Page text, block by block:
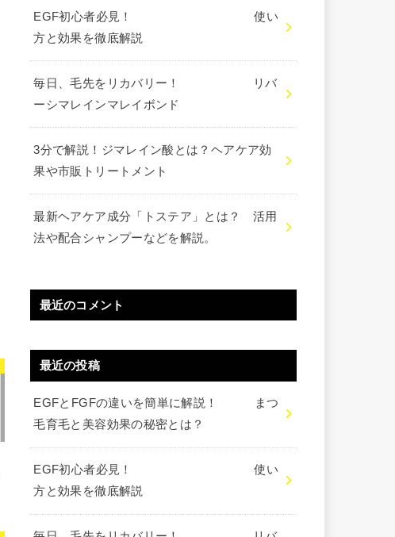
EGF初心者必見！ 使い
方と効果を徹底解説
毎日、毛先をリカバリー！ リバ
ーシマレインマレイボンド
3分で解説！ジマレイン酸とは？ヘアケア効
果や市販トリートメント
最新ヘアケア成分「トステア」とは？ 活用
法や配合シャンプーなどを解説。
最近のコメント
最近の投稿
EGFとFGFの違いを簡単に解説！ まつ
毛育毛と美容効果の秘密とは？
EGF初心者必見！ 使い
方と効果を徹底解説